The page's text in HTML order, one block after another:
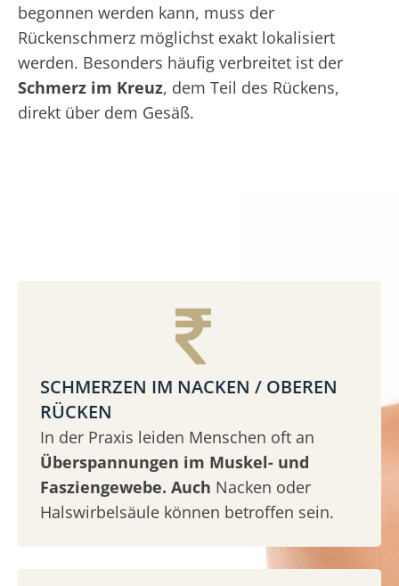
begonnen werden kann, muss der
Rückenschmerz möglichst exakt lokalisiert
werden. Besonders häufig verbreitet ist der
Schmerz im Kreuz, dem Teil des Rückens,
direkt über dem Gesäß.
SCHMERZEN IM NACKEN / OBEREN
RÜCKEN
In der Praxis leiden Menschen oft an
Überspannungen im Muskel- und
Fasziengewebe. Auch Nacken oder
Halswirbelsäule können betroffen sein.